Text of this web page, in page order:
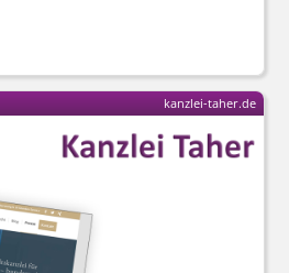
kanzlei-taher.de